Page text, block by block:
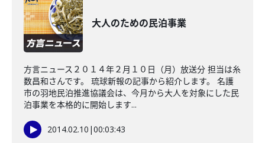
大人のための民泊事業
方言ニュース２０１４年２月１０日（月）放送分 担当は糸
数昌和さんです。 琉球新報の記事から紹介します。 名護
市の羽地民泊推進協議会は、今月から大人を対象にした民
泊事業を本格的に開始します...
2014.02.10 |00:03:43